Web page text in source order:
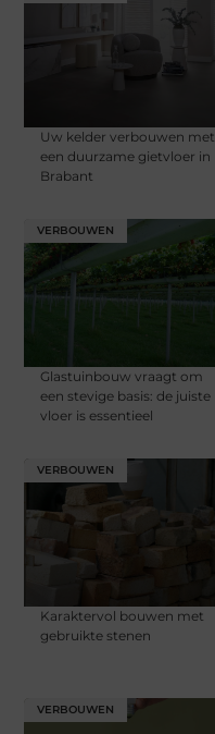
Uw kelder verbouwen met
een duurzame gietvloer in
Brabant
VERBOUWEN
Glastuinbouw vraagt om
een stevige basis: de juiste
vloer is essentieel
VERBOUWEN
Karaktervol bouwen met
gebruikte stenen
VERBOUWEN